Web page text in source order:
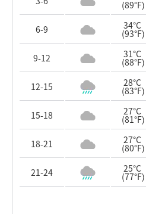
(89°F)
6-9 34°C
(93°F)
9-12 31°C
(88°F)
12-15 28°C
(83°F)
15-18 27°C
(81°F)
18-21 27°C
(80°F)
21-24 25°C
(77°F)